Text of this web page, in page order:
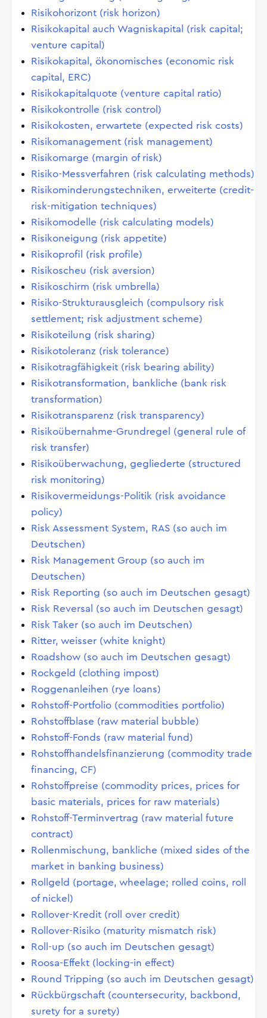
Risikohorizont (risk horizon)
Risikokapital auch Wagniskapital (risk capital;
venture capital)
Risikokapital, ökonomisches (economic risk
capital, ERC)
Risikokapitalquote (venture capital ratio)
Risikokontrolle (risk control)
Risikokosten, erwartete (expected risk costs)
Risikomanagement (risk management)
Risikomarge (margin of risk)
Risiko-Messverfahren (risk calculating methods)
Risikominderungstechniken, erweiterte (credit-
risk-mitigation techniques)
Risikomodelle (risk calculating models)
Risikoneigung (risk appetite)
Risikoprofil (risk profile)
Risikoscheu (risk aversion)
Risikoschirm (risk umbrella)
Risiko-Strukturausgleich (compulsory risk
settlement; risk adjustment scheme)
Risikoteilung (risk sharing)
Risikotoleranz (risk tolerance)
Risikotragfähigkeit (risk bearing ability)
Risikotransformation, bankliche (bank risk
transformation)
Risikotransparenz (risk transparency)
Risikoübernahme-Grundregel (general rule of
risk transfer)
Risikoüberwachung, gegliederte (structured
risk monitoring)
Risikovermeidungs-Politik (risk avoidance
policy)
Risk Assessment System, RAS (so auch im
Deutschen)
Risk Management Group (so auch im
Deutschen)
Risk Reporting (so auch im Deutschen gesagt)
Risk Reversal (so auch im Deutschen gesagt)
Risk Taker (so auch im Deutschen)
Ritter, weisser (white knight)
Roadshow (so auch im Deutschen gesagt)
Rockgeld (clothing impost)
Roggenanleihen (rye loans)
Rohstoff-Portfolio (commodities portfolio)
Rohstoffblase (raw material bubble)
Rohstoff-Fonds (raw material fund)
Rohstoffhandelsfinanzierung (commodity trade
financing, CF)
Rohstoffpreise (commodity prices, prices for
basic materials, prices for raw materials)
Rohstoff-Terminvertrag (raw material future
contract)
Rollenmischung, bankliche (mixed sides of the
market in banking business)
Rollgeld (portage, wheelage; rolled coins, roll
of nickel)
Rollover-Kredit (roll over credit)
Rollover-Risiko (maturity mismatch risk)
Roll-up (so auch im Deutschen gesagt)
Roosa-Effekt (locking-in effect)
Round Tripping (so auch im Deutschen gesagt)
Rückbürgschaft (countersecurity, backbond,
surety for a surety)